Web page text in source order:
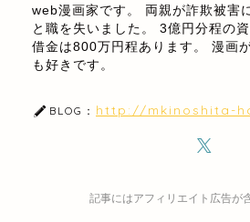
web漫画家です。 両親が詐欺被害
と職を失いました。 3億円分程の
借金は800万円程あります。 漫画
も好きです。
BLOG： http://mkinoshita-
記事にはアフィリエイト広告が